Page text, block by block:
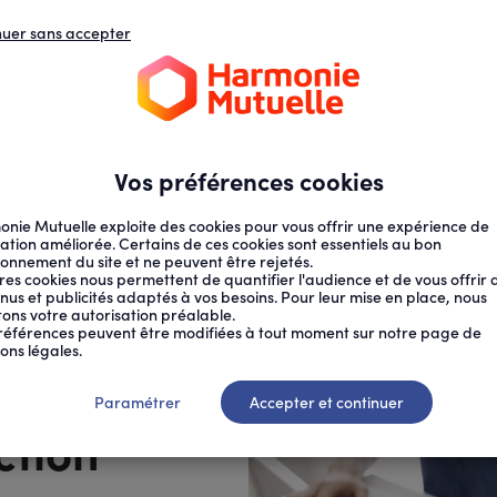
DE SANTÉ...
de leur
Vos préférences cookies
Mutuelle exploite des cookies pour vous offrir une expérience de
améliorée. Certains de ces cookies sont essentiels au bon
du site et ne peuvent être rejetés.
cookies nous permettent de quantifier l'audience et de vous offrir
et publicités adaptés à vos besoins. Pour leur mise en place, nous
votre autorisation préalable.
peuvent être modifiées à tout moment sur notre page de
légales.
sans accepter
Paramétrer Accepter et continuer